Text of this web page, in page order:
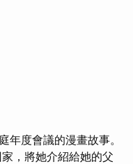
年度會議的漫畫故事。
，將她介紹給她的父